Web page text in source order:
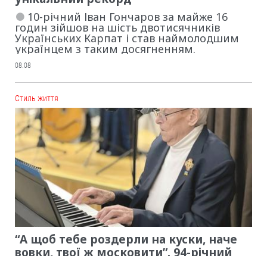
10-річний Іван Гончаров за майже 16
годин зійшов на шість двотисячників
Українських Карпат і став наймолодшим
українцем з таким досягненням.
08.08
Cтиль життя
“А щоб тебе роздерли на куски, наче
вовки, твої ж московити”. 94-річний